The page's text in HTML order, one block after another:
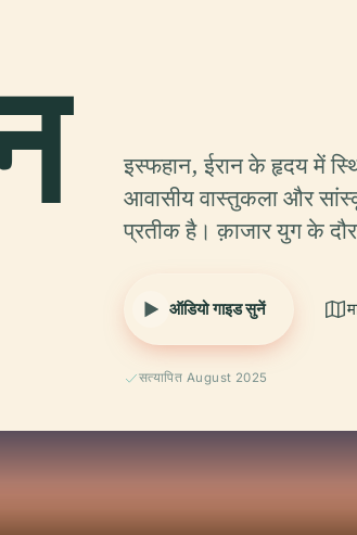
इस्फहान, ईरान के हृदय में
आवासीय वास्तुकला और
प्रतीक है। क़ाजार युग के
ऑडियो गाइड सुनें
सत्यापित August 2025